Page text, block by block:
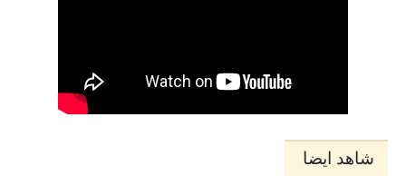
شاهد ايضا